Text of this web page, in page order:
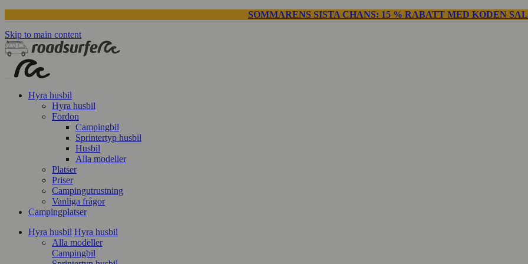
SOMMARENS SISTA CHANS: 15 % RABATT MED KODEN
Skip to main content
Hyra husbil
Hyra husbil
Fordon
Campingbil
Sprintertyp husbil
Husbil
Alla modeller
Platser
Priser
Campingutrustning
Vanliga frågor
Campingplatser
Hyra husbil Hyra husbil
Alla modeller
Campingbil